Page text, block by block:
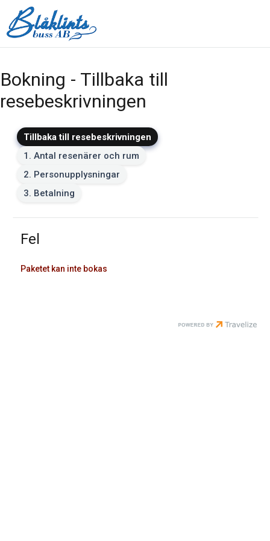
Bokning - Tillbaka till
resebeskrivningen
Tillbaka till resebeskrivningen
1. Antal resenärer och rum
2. Personupplysningar
3. Betalning
Fel
Paketet kan inte bokas